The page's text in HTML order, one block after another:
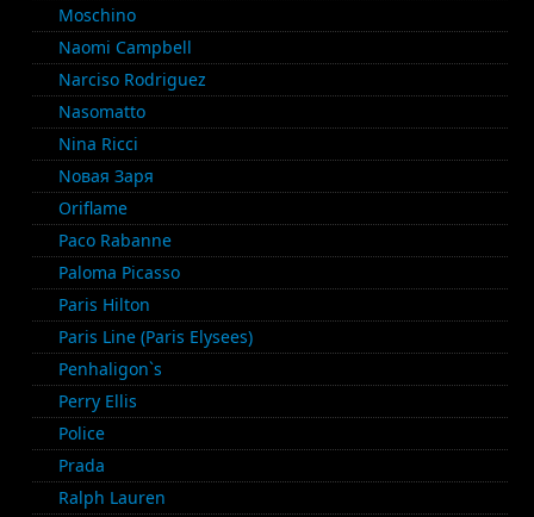
Moschino
Naomi Campbell
Narciso Rodriguez
Nasomatto
Nina Ricci
Nовая Заря
Oriflame
Paco Rabanne
Paloma Picasso
Paris Hilton
Paris Line (Paris Elysees)
Penhaligon`s
Perry Ellis
Police
Prada
Ralph Lauren